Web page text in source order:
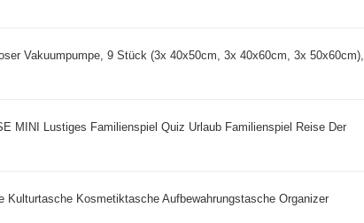
Vakuumpumpe, 9 Stück (3x 40x50cm, 3x 40x60cm, 3x 50x60cm),
MINI Lustiges Familienspiel Quiz Urlaub Familienspiel Reise Der
Kulturtasche Kosmetiktasche Aufbewahrungstasche Organizer